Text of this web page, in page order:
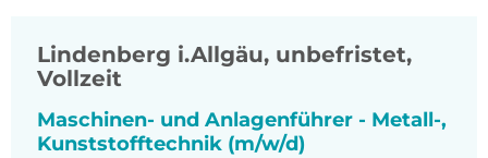
Lindenberg i.Allgäu, unbefristet,
Vollzeit
Maschinen- und Anlagenführer - Metall-,
Kunststofftechnik (m/w/d)